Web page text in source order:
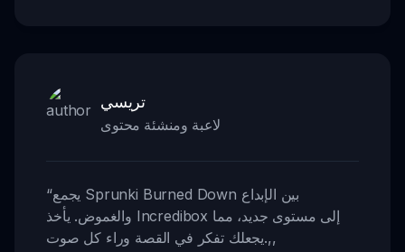
تريسي
لاعبة ومنشئة محتوى
“يجمع Sprunki Burned Down بين الإبداع
والغموض. يأخذ Incredibox إلى مستوى جديد، مما
يجعلك تفكر في القصة وراء كل صوت.,,